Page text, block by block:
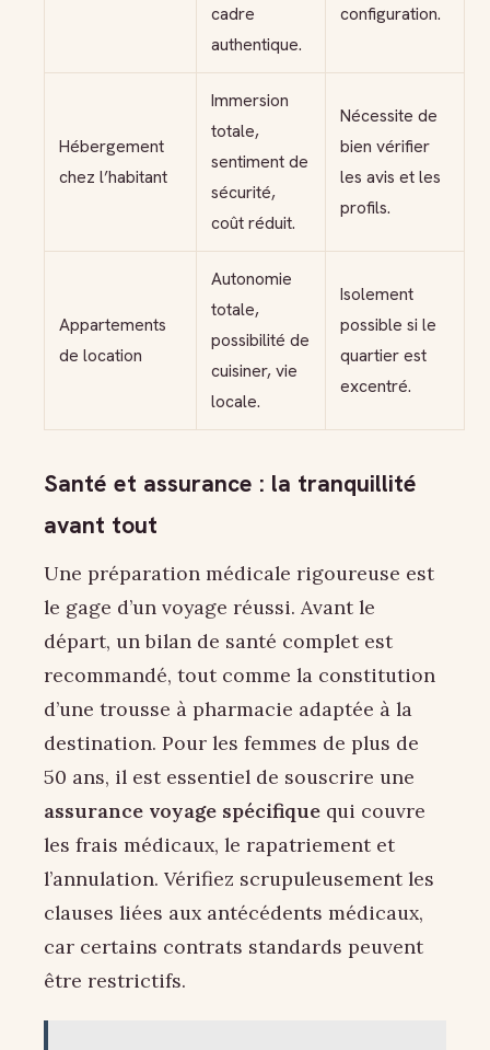
cadre
authentique.
configuration.
Hébergement
chez l’habitant
Immersion
totale,
sentiment de
sécurité,
coût réduit.
Nécessite de
bien vérifier
les avis et les
profils.
Appartements
de location
Autonomie
totale,
possibilité de
cuisiner, vie
locale.
Isolement
possible si le
quartier est
excentré.
Santé et assurance : la tranquillité
avant tout
Une préparation médicale rigoureuse est
le gage d’un voyage réussi. Avant le
départ, un bilan de santé complet est
recommandé, tout comme la constitution
d’une trousse à pharmacie adaptée à la
destination. Pour les femmes de plus de
50 ans, il est essentiel de souscrire une
assurance voyage spécifique qui couvre
les frais médicaux, le rapatriement et
l’annulation. Vérifiez scrupuleusement les
clauses liées aux antécédents médicaux,
car certains contrats standards peuvent
être restrictifs.